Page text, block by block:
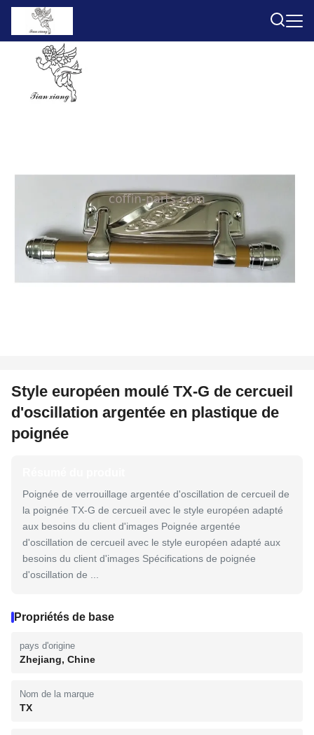
Style européen moulé TX-G de cercueil
d'oscillation argentée en plastique de
poignée
Poignée de verrouillage argentée d'oscillation de cercueil de
la poignée TX-G de cercueil avec le style européen adapté
aux besoins du client d'images Poignée argentée
d'oscillation de cercueil avec le style européen adapté aux
besoins du client d'images Spécifications de poignée
d'oscillation de ...
Propriétés de base
pays d'origine
Zhejiang, Chine
Nom de la marque
TX